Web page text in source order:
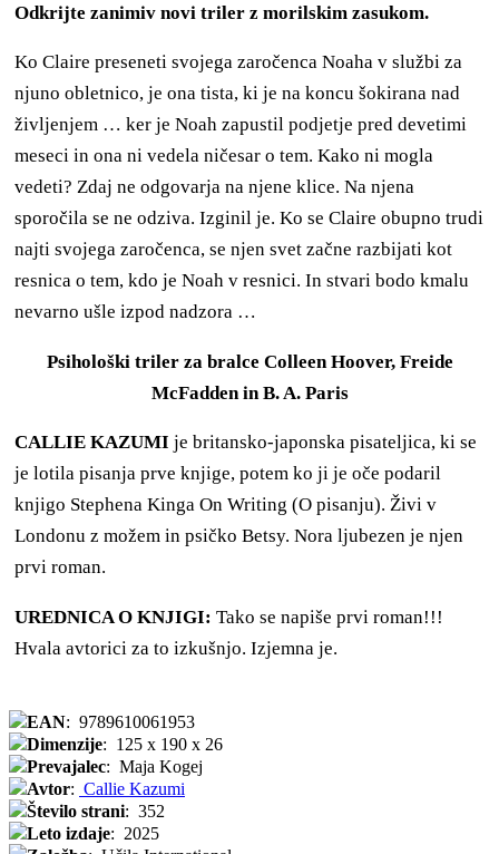
Odkrijte zanimiv novi triler z morilskim zasukom.
Ko Claire preseneti svojega zaročenca Noaha v službi za
njuno obletnico, je ona tista, ki je na koncu šokirana nad
življenjem … ker je Noah zapustil podjetje pred devetimi
meseci in ona ni vedela ničesar o tem. Kako ni mogla
vedeti? Zdaj ne odgovarja na njene klice. Na njena
sporočila se ne odziva. Izginil je. Ko se Claire obupno trudi
najti svojega zaročenca, se njen svet začne razbijati kot
resnica o tem, kdo je Noah v resnici. In stvari bodo kmalu
nevarno ušle izpod nadzora …
Psihološki triler za bralce Colleen Hoover, Freide
McFadden in B. A. Paris
CALLIE KAZUMI je britansko-japonska pisateljica, ki se
je lotila pisanja prve knjige, potem ko ji je oče podaril
knjigo Stephena Kinga On Writing (O pisanju). Živi v
Londonu z možem in psičko Betsy. Nora ljubezen je njen
prvi roman.
UREDNICA O KNJIGI: Tako se napiše prvi roman!!!
Hvala avtorici za to izkušnjo. Izjemna je.
EAN: 9789610061953
Dimenzije: 125 x 190 x 26
Prevajalec: Maja Kogej
Avtor: Callie Kazumi
Število strani: 352
Leto izdaje: 2025